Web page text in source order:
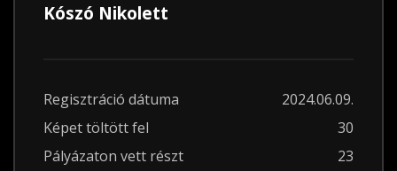
Kószó Nikolett
Regisztráció dátuma
2024.06.09.
Képet töltött fel
30
Pályázaton vett részt
23